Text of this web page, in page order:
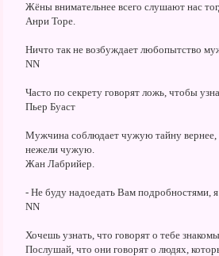
Жёны внимательнее всего слушают нас
Анри Торе.
Ничто так не возбуждает любопытство
NN
Часто по секрету говорят ложь, чтобы
Пьер Буаст
Мужчина соблюдает чужую тайну
нежели чужую.
Жан Лабрийер.
- Не буду надоедать Вам подробностями,
NN
Хочешь узнать, что говорят о тебе
Послушай, что они говорят о людях,